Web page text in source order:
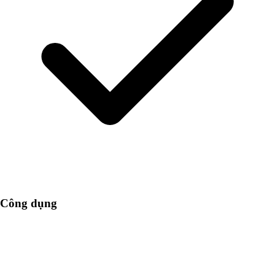
Công dụng